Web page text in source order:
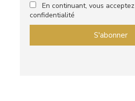
En continuant, vous
confidentialité